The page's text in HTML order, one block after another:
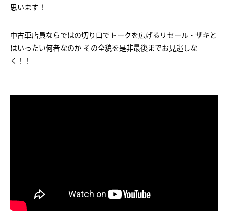
思います！
中古車店員ならではの切り口でトークを広げるリセール・ザキと
はいったい何者なのか その全貌を是非最後までお見逃しな
く！！